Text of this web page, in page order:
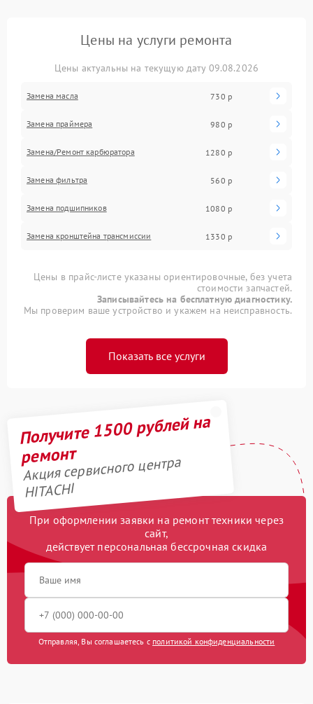
Цены на услуги ремонта
Цены актуальны на текущую дату 09.08.2026
Замена масла 730 р
Замена праймера 980 р
Замена/Pемонт карбюратора 1280 р
Замена фильтра 560 р
Замена подшипников 1080 р
Замена кронштейна трансмиссии 1330 р
Цены в прайс-листе указаны ориентировочные, без учета
стоимости запчастей.
Записывайтесь на бесплатную диагностику.
Мы проверим ваше устройство и укажем на неисправность.
Показать все услуги
Получите 1500 рублей на
ремонт
Акция сервисного центра
HITACHI
При оформлении заявки на ремонт техники через
сайт,
действует персональная бессрочная скидка
Отправляя, Вы соглашаетесь с политикой конфиденциальности